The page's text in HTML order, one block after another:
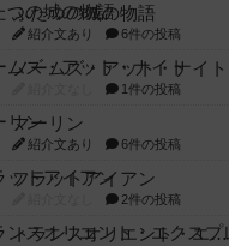
ふたつの城の物語
紹介文あり 6件の投稿
ノームズ・アット・ナイト
1件の投稿
マーリン
紹介文あり 6件の投稿
フラットアイアン
2件の投稿
トランスオリエント・エクスプレス